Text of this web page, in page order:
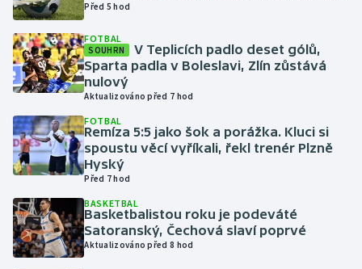
Jezdectví
Judo
Krasobruslení
Lezení
Lyže a snowboard
Moderní pětiboj
Motorsport
Před 5 hod
FOTBAL
SOUHRN
V Teplicích padlo deset gólů,
Sparta padla v Boleslavi, Zlín zůstává
nulový
Aktualizováno před 7 hod
FOTBAL
Remíza 5:5 jako šok a porážka. Kluci si
spoustu věcí vyříkali, řekl trenér Plzně
Hyský
Před 7 hod
BASKETBAL
Basketbalistou roku je podeváté
Satoranský, Čechová slaví poprvé
Aktualizováno před 8 hod